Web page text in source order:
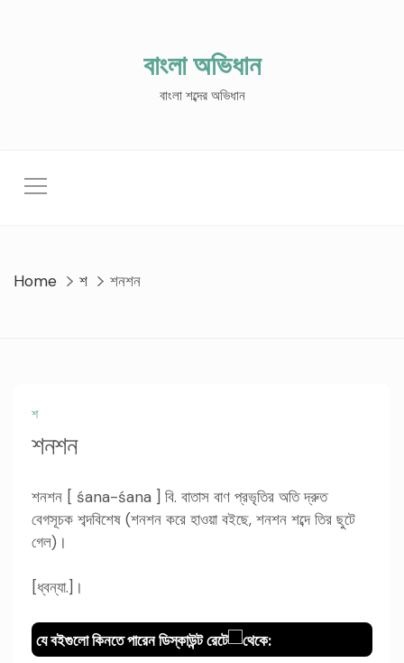
বাংলা অভিধান
বাংলা শব্দের অভিধান
Home শ শনশন
শ
শনশন
শনশন [ śana-śana ] বি. বাতাস বাণ প্রভৃতির অতি দ্রুত
বেগসূচক শব্দবিশেষ (শনশন করে হাওয়া বইছে, শনশন শব্দে তির ছুটে
গেল)।
[ধ্বন্যা.]।
যে বইগুলো কিনতে পারেন ডিস্কাউন্ট রেটে থেকে: